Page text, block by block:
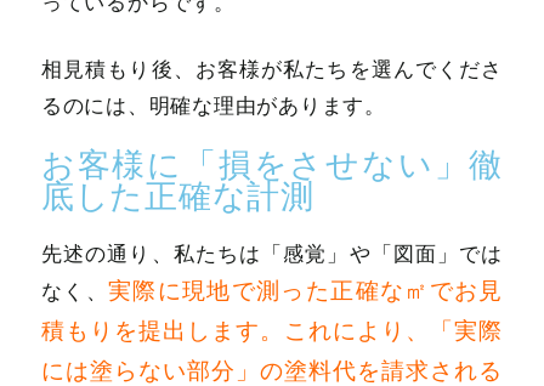
相見積もり後、お客様が私たちを選んでくださ
るのには、明確な理由があります。
お客様に「損をさせない」徹
底した正確な計測
先述の通り、私たちは「感覚」や「図面」では
なく、 実際に現地で測った正確な㎡でお見
積もりを提出します。これにより、「実際
には塗らない部分」の塗料代を請求される